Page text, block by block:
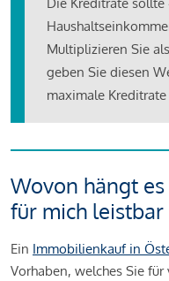
Die Kreditrate
Multiplizieren Sie
geben Sie diesen
maximale
Wovon hängt
für mich leistbar
Ein Immobilienkauf in
Vorhaben, welches Sie